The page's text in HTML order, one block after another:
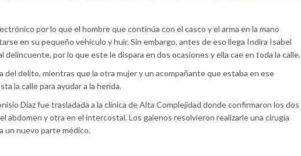
por lo que el hombre que continúa con el casco y el arma en la mano
en su pequeño vehículo y huir. Sin embargo, antes de eso llega Indira Isabel
delincuente, por lo que este le dispara en dos ocasiones y ella cae en toda la calle.
del delito, mientras que la otra mujer y un acompañante que estaba en ese
la calle para ayudar a la herida.
Díaz fue trasladada a la clínica de Alta Complejidad donde confirmaron los dos
abdomen y otra en el intercostal. Los galenos resolvieron realizarle una cirugía
un nuevo parte médico.